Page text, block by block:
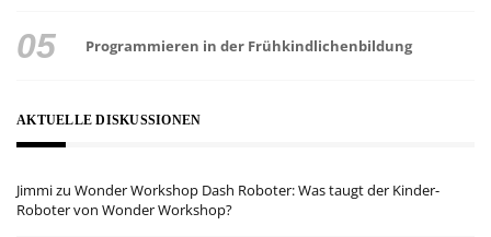
Programmieren in der Frühkindlichenbildung
AKTUELLE DISKUSSIONEN
Jimmizu Wonder Workshop Dash Roboter: Was taugt der Kinder-
Roboter von Wonder Workshop?